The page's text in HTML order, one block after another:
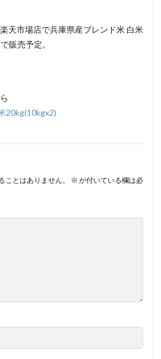
天市場店で兵庫県産ブレンド米 白米
販売予定。
20kg(10kgx2)
ことはありません。 ※ が付いている欄は必